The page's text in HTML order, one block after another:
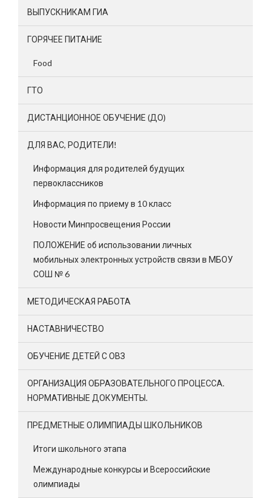
ВЫПУСКНИКАМ ГИА
ГОРЯЧЕЕ ПИТАНИЕ
Food
ГТО
ДИСТАНЦИОННОЕ ОБУЧЕНИЕ (ДО)
ДЛЯ ВАС, РОДИТЕЛИ!
Информация для родителей будущих
первоклассников
Информация по приему в 10 класс
Новости Минпросвещения России
ПОЛОЖЕНИЕ об использовании личных
мобильных электронных устройств связи в МБОУ
СОШ № 6
МЕТОДИЧЕСКАЯ РАБОТА
НАСТАВНИЧЕСТВО
ОБУЧЕНИЕ ДЕТЕЙ С ОВЗ
ОРГАНИЗАЦИЯ ОБРАЗОВАТЕЛЬНОГО ПРОЦЕССА.
НОРМАТИВНЫЕ ДОКУМЕНТЫ.
ПРЕДМЕТНЫЕ ОЛИМПИАДЫ ШКОЛЬНИКОВ
Итоги школьного этапа
Международные конкурсы и Всероссийские
олимпиады